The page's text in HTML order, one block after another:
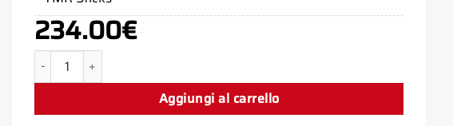
234.00€
Quantità
Aggiungi al carrello